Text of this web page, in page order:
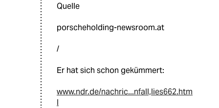
Quelle
porscheholding-newsroom.at
/
Er hat sich schon gekümmert:
www.ndr.de/nachric...nfall,lies662.htm
l